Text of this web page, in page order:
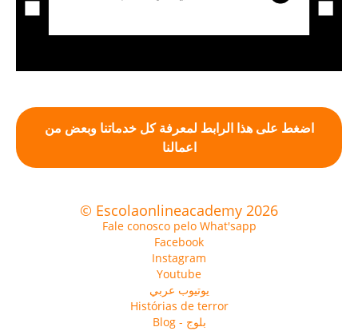
اضغط على هذا الرابط لمعرفة كل خدماتنا وبعض من
اعمالنا
© Escolaonlineacademy 2026
Fale conosco pelo What'sapp
Facebook
Instagram
Youtube
يوتيوب عربي
Histórias de terror
Blog - بلوج